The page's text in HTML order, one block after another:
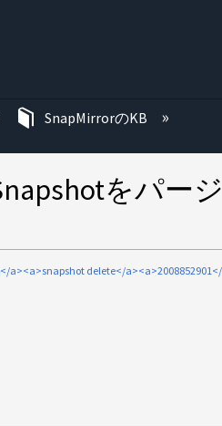
SnapMirrorのKB
をパー
a><a>snapshot delete</